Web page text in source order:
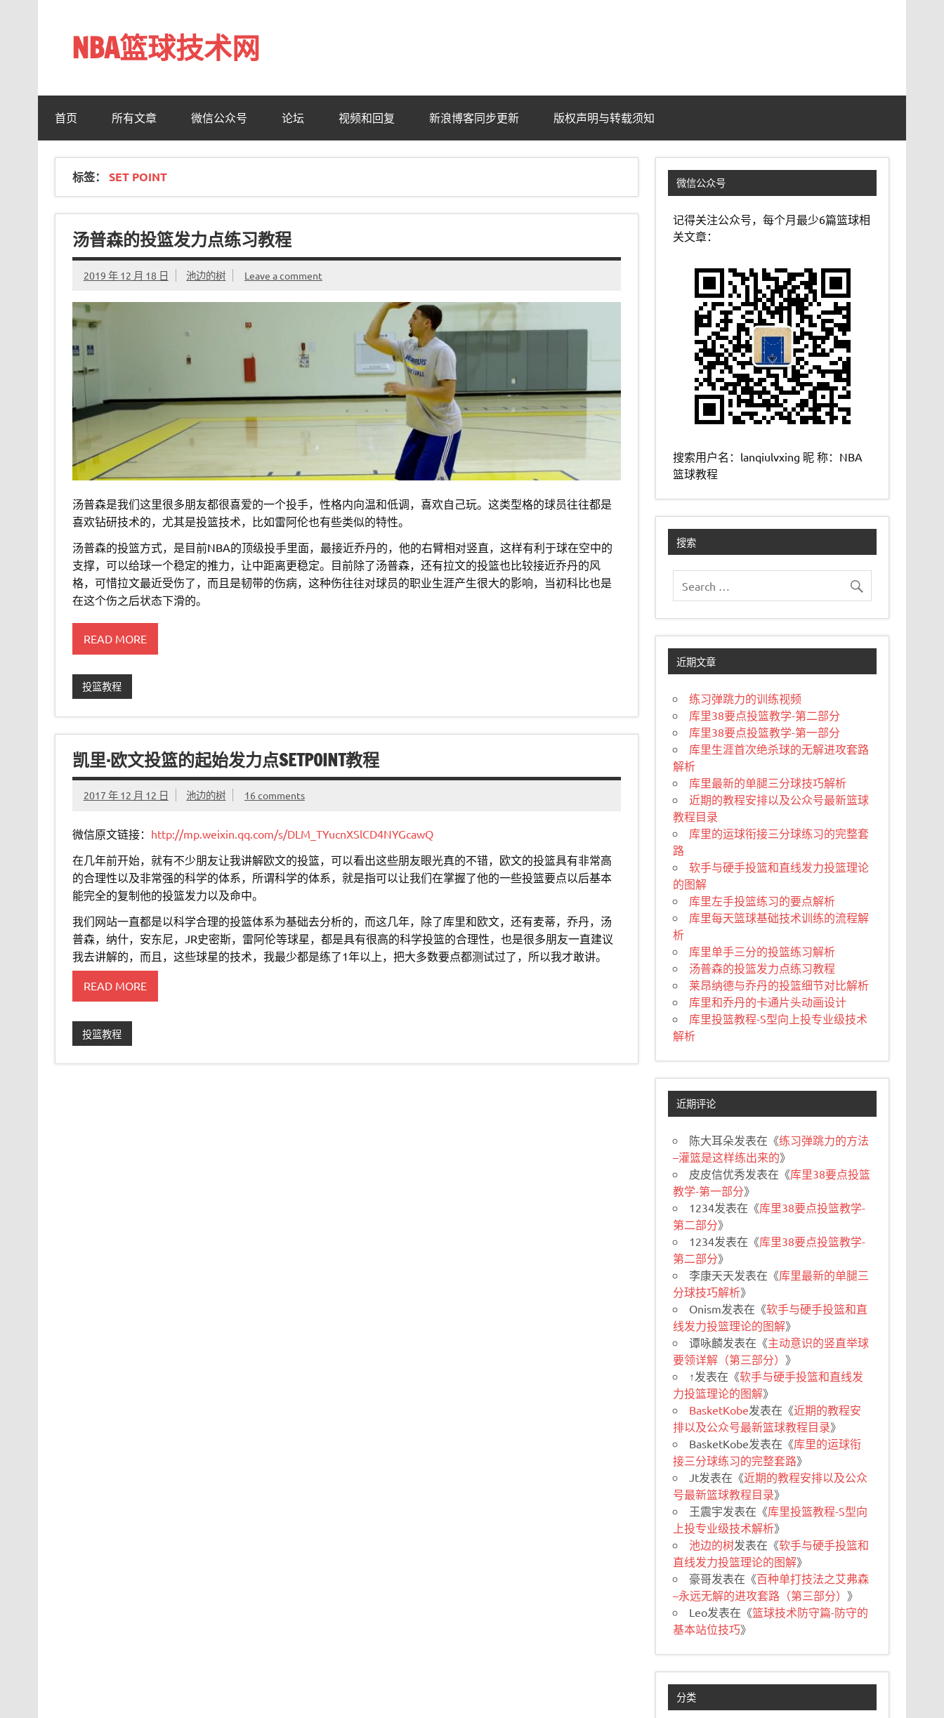
NBA篮球技术网
首页 所有文章 微信公众号 论坛 视频和回复 新浪博客同步更新 版权声明与转载须知
标签： SET POINT
汤普森的投篮发力点练习教程
2019 年 12 月 18 日 池边的树 Leave a comment
汤普森是我们这里很多朋友都很喜爱的一个投手，性格内向温和低调，喜欢自己玩。这类型格的球员往往都是
喜欢钻研技术的，尤其是投篮技术，比如雷阿伦也有些类似的特性。
汤普森的投篮方式，是目前NBA的顶级投手里面，最接近乔丹的，他的右臂相对竖直，这样有利于球在空中的
支撑，可以给球一个稳定的推力，让中距离更稳定。目前除了汤普森，还有拉文的投篮也比较接近乔丹的风
格，可惜拉文最近受伤了，而且是韧带的伤病，这种伤往往对球员的职业生涯产生很大的影响，当初科比也是
在这个伤之后状态下滑的。
READ MORE
投篮教程
凯里·欧文投篮的起始发力点SETPOINT教程
2017 年 12 月 12 日 池边的树 16 comments
微信原文链接： http://mp.weixin.qq.com/s/DLM_TYucnXSlCD4NYGcawQ
在几年前开始，就有不少朋友让我讲解欧文的投篮，可以看出这些朋友眼光真的不错，欧文的投篮具有非常高
的合理性以及非常强的科学的体系，所谓科学的体系，就是指可以让我们在掌握了他的一些投篮要点以后基本
能完全的复制他的投篮发力以及命中。
我们网站一直都是以科学合理的投篮体系为基础去分析的，而这几年，除了库里和欧文，还有麦蒂，乔丹，汤
普森，纳什，安东尼，JR史密斯，雷阿伦等球星，都是具有很高的科学投篮的合理性，也是很多朋友一直建议
我去讲解的，而且，这些球星的技术，我最少都是练了1年以上，把大多数要点都测试过了，所以我才敢讲。
READ MORE
投篮教程
微信公众号
记得关注公众号，每个月最少6篇篮球相
关文章：
搜索用户名：lanqiulvxing 昵 称：NBA
篮球教程
搜索
近期文章
练习弹跳力的训练视频
库里38要点投篮教学-第二部分
库里38要点投篮教学-第一部分
库里生涯首次绝杀球的无解进攻套路
解析
库里最新的单腿三分球技巧解析
近期的教程安排以及公众号最新篮球
教程目录
库里的运球衔接三分球练习的完整套
路
软手与硬手投篮和直线发力投篮理论
的图解
库里左手投篮练习的要点解析
库里每天篮球基础技术训练的流程解
析
库里单手三分的投篮练习解析
汤普森的投篮发力点练习教程
莱昂纳德与乔丹的投篮细节对比解析
库里和乔丹的卡通片头动画设计
库里投篮教程-S型向上投专业级技术
解析
近期评论
陈大耳朵发表在《练习弹跳力的方法
–灌篮是这样练出来的》
皮皮信优秀发表在《库里38要点投篮
教学-第一部分》
1234发表在《库里38要点投篮教学-
第二部分》
1234发表在《库里38要点投篮教学-
第二部分》
李康天天发表在《库里最新的单腿三
分球技巧解析》
Onism发表在《软手与硬手投篮和直
线发力投篮理论的图解》
谭咏麟发表在《主动意识的竖直举球
要领详解（第三部分）》
↑发表在《软手与硬手投篮和直线发
力投篮理论的图解》
BasketKobe发表在《近期的教程安
排以及公众号最新篮球教程目录》
BasketKobe发表在《库里的运球衔
接三分球练习的完整套路》
Jt发表在《近期的教程安排以及公众
号最新篮球教程目录》
王震宇发表在《库里投篮教程-S型向
上投专业级技术解析》
池边的树发表在《软手与硬手投篮和
直线发力投篮理论的图解》
豪哥发表在《百种单打技法之艾弗森
–永远无解的进攻套路（第三部分）》
Leo发表在《篮球技术防守篇-防守的
基本站位技巧》
分类